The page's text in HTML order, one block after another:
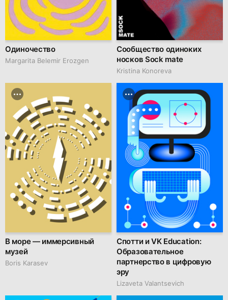
Одиночество
Margarita Belemir Erozgen
Сообщество одиноких
носков Sock mate
Kristina Konoreva
В море — иммерсивный
музей
Boris Karasev
Спотти и VK Education:
Образовательное
партнерство в цифровую
эру
Lizaveta Valantsevich